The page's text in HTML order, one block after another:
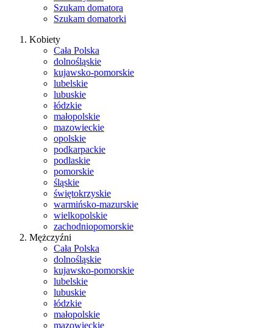
Szukam domatora
Szukam domatorki
Kobiety
Cała Polska
dolnośląskie
kujawsko-pomorskie
lubelskie
lubuskie
łódzkie
małopolskie
mazowieckie
opolskie
podkarpackie
podlaskie
pomorskie
śląskie
świętokrzyskie
warmińsko-mazurskie
wielkopolskie
zachodniopomorskie
Mężczyźni
Cała Polska
dolnośląskie
kujawsko-pomorskie
lubelskie
lubuskie
łódzkie
małopolskie
mazowieckie